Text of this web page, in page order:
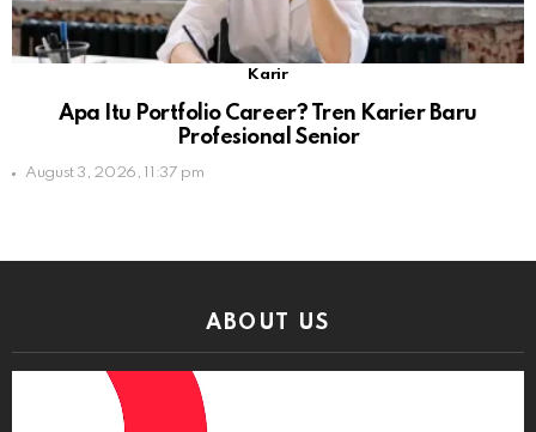
Karir
Apa Itu Portfolio Career? Tren Karier Baru
Profesional Senior
August 3, 2026, 11:37 pm
ABOUT US